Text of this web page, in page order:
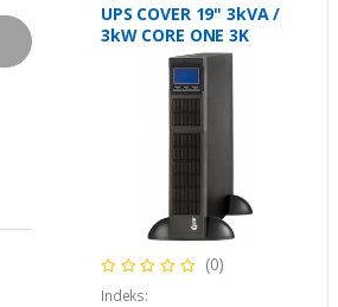
UPS COVER 19" 3kVA /
3kW CORE ONE 3K
(0)
Indeks: